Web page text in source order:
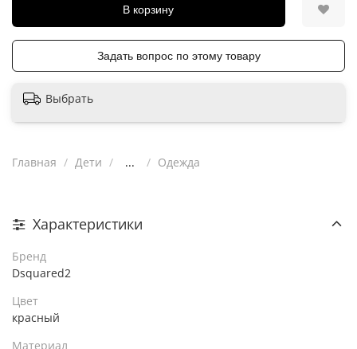
В корзину
Задать вопрос по этому товару
Выбрать
Главная Дети ... Одежда
Характеристики
Бренд
Dsquared2
Цвет
красный
Материал